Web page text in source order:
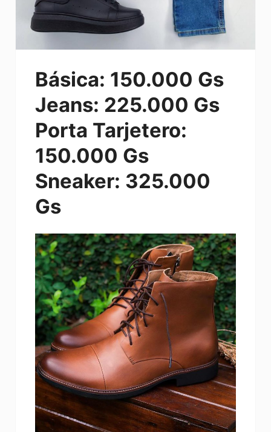
Básica: 150.000 Gs
Jeans: 225.000 Gs
Porta Tarjetero:
150.000 Gs
Sneaker: 325.000
Gs